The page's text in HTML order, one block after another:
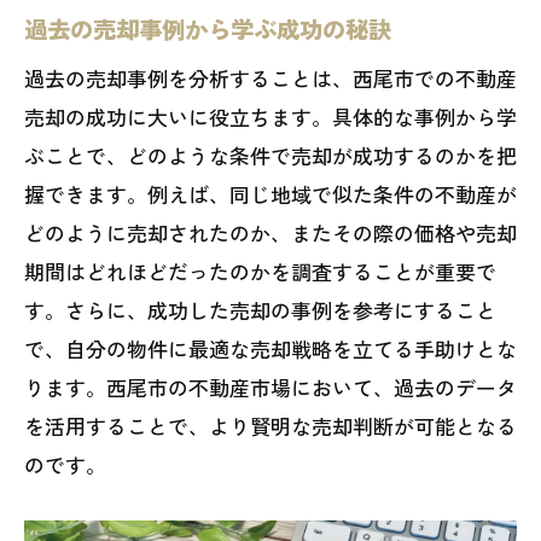
過去の売却事例から学ぶ成功の秘訣
過去の売却事例を分析することは、西尾市での不動産
売却の成功に大いに役立ちます。具体的な事例から学
ぶことで、どのような条件で売却が成功するのかを把
握できます。例えば、同じ地域で似た条件の不動産が
どのように売却されたのか、またその際の価格や売却
期間はどれほどだったのかを調査することが重要で
す。さらに、成功した売却の事例を参考にすること
で、自分の物件に最適な売却戦略を立てる手助けとな
ります。西尾市の不動産市場において、過去のデータ
を活用することで、より賢明な売却判断が可能となる
のです。